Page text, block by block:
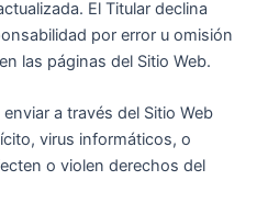
El Titular declina
por error u omisión
las páginas del Sitio Web.
a través del Sitio Web
virus informáticos, o
o violen derechos del